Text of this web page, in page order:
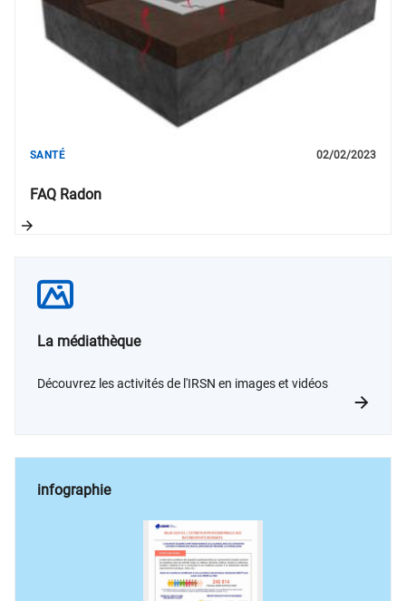
FAQ Radon
SANTÉ 02/02/2023
La médiathèque
Découvrez les activités de l'IRSN en images et vidéos
infographie